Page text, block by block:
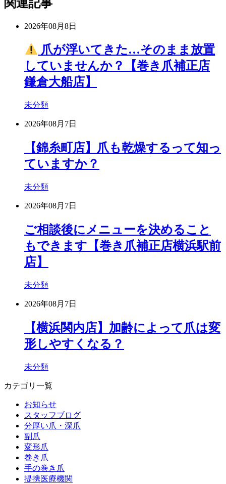
関連記事
2026年08月8日
爪が浮いてきた…そのまま放置
していませんか？【巻き爪補正店
鎌倉大船店】
未分類
2026年08月7日
【錦糸町店】爪も乾燥するって知っ
ていますか？
未分類
2026年08月7日
ご相談後にメニューを決めること
もできます【巻き爪補正店横浜駅前
店】
未分類
2026年08月7日
【横浜関内店】加齢によって爪は変
形しやすくなる？
未分類
カテゴリ一覧
お知らせ
スタッフブログ
分厚い爪・深爪
副爪
変形爪
巻き爪
手の巻き爪
提携医療機関